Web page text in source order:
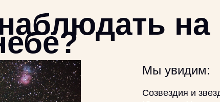
на
Мы увидим:
Созвездия и